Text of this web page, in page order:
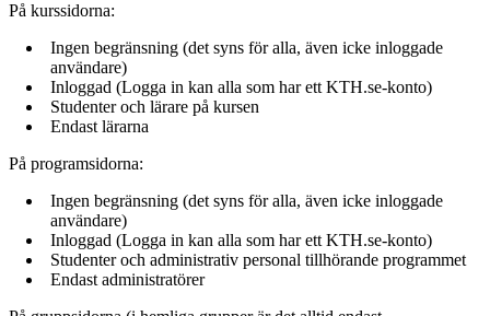
På kurssidorna:
Ingen begränsning (det syns för alla, även icke inloggade
användare)
Inloggad (Logga in kan alla som har ett KTH.se-konto)
Studenter och lärare på kursen
Endast lärarna
På programsidorna:
Ingen begränsning (det syns för alla, även icke inloggade
användare)
Inloggad (Logga in kan alla som har ett KTH.se-konto)
Studenter och administrativ personal tillhörande programmet
Endast administratörer